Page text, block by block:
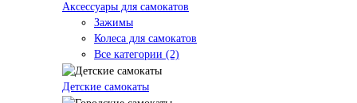
Аксессуары для самокатов
Зажимы
Колеса для самокатов
Все категории (2)
Детские самокаты